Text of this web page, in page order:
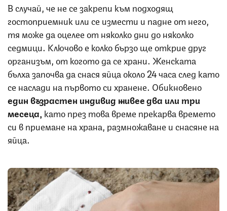
В случай, че не се закрепи към подходящ
гостоприемник или се измести и падне от него,
тя може да оцелее от няколко дни до няколко
седмици. Ключово е колко бързо ще открие друг
организъм, от когото да се храни. Женската
бълха започва да снася яйца около 24 часа след като
се наслади на първото си хранене. Обикновено
един възрастен индивид живее два или три
месеца, като през това време прекарва времето
си в приемане на храна, размножаване и снасяне на
яйца.